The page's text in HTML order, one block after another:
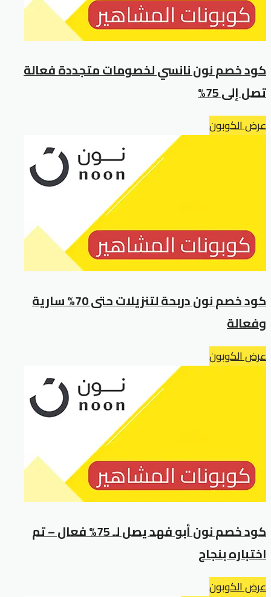
كود خصم نون نانسي لخصومات متجددة فعالة
تصل إلى 75%
عرض الكوبون
كود خصم نون دربحة لتنزيلات حتى 70% سارية
وفعالة
عرض الكوبون
كود خصم نون أبو فهد يصل لـ 75% فعال – تم
اختباره بنجاح
عرض الكوبون